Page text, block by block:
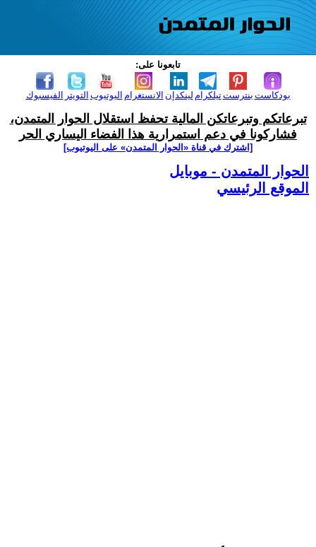
تابعونا على:
الفيسبوك التويتر اليوتيوب الانستغرام لينكدإن تيلكرامبنترست بودكاست
تبرعاتكم وتبرعاتكن المالية تحفظ استقلال الحوار المتمدن،
فشاركونا في دعم استمرارية هذا الفضاء اليساري الحر
[اشترك في قناة ‫«الحوار المتمدن» على اليوتيوب]
الحوار المتمدن - موبايل
الموقع الرئيسي